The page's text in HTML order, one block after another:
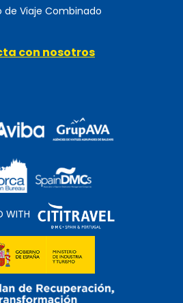
Viaje Combinado
con nosotros
WITH